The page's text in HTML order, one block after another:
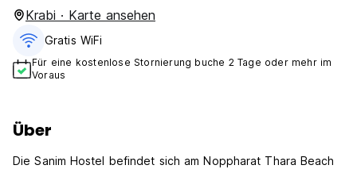
Krabi · Karte ansehen
Gratis WiFi
Für eine kostenlose Stornierung buche 2 Tage oder mehr im
Voraus
Über
Die Sanim Hostel befindet sich am Noppharat Thara Beach